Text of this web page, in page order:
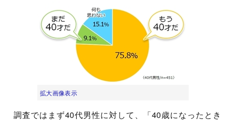
拡大画像表示
調査ではまず40代男性に対して、「40歳になったとき